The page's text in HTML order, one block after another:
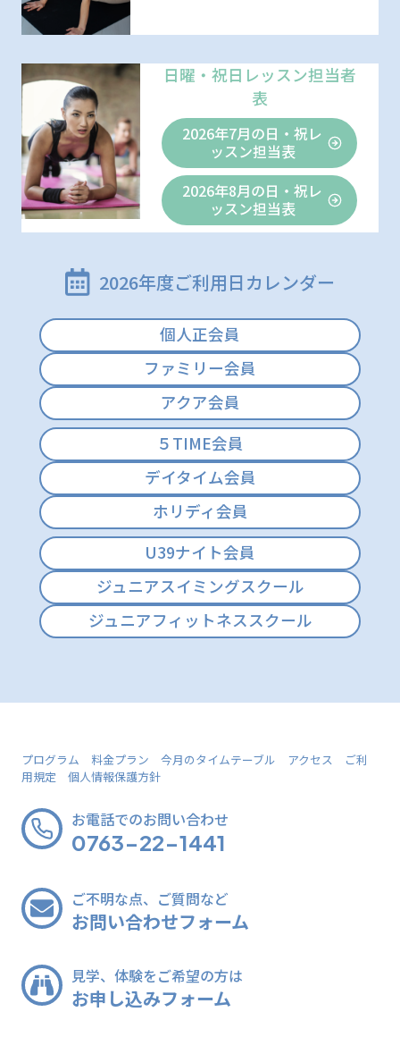
日曜・祝日レッスン担当者
表
2026年7月の日・祝レ
ッスン担当表
2026年8月の日・祝レ
ッスン担当表
2026年度ご利用日カレンダー
個人正会員
ファミリー会員
アクア会員
５TIME会員
デイタイム会員
ホリディ会員
U39ナイト会員
ジュニアスイミングスクール
ジュニアフィットネススクール
プログラム 料金プラン 今月のタイムテーブル アクセス
ご利
用規定
個人情報保護方針
お電話でのお問い合わせ
0763-22-1441
ご不明な点、ご質問など
お問い合わせフォーム
見学、体験をご希望の方は
お申し込みフォーム